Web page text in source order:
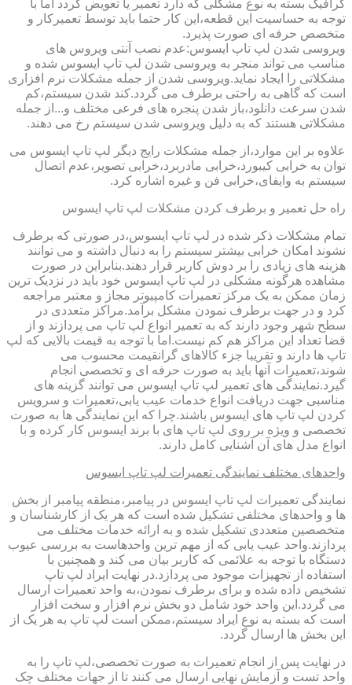
گرافیک بسته به نوع مشکلی که دارد تعمیر یا تعویض گردد اما با
توجه به حساسیت این قطعه،این کار حتما باید توسط تعمیرکار و
متخصص حرفه ای صورت پذیرد.
ویروسی شدن لپ تاپ ایسوس:عدم نصب آنتی ویروس های
مناسب می تواند منجر به ویروسی شدن لپ تاپ ایسوس شده و
مشکلاتی را ایجاد نماید.ویروسی شدن از جمله مشکلات نرم افزاری
است که گاهی به راحتی برطرف می گردد.کند شدن سیستم،کم
شدن سرعت دانلود،باز شدن پنجره های فرعی مختلف و...از جمله
مشکلاتی هستند که به دلیل ویروسی شدن سیستم رخ می دهند.
علاوه بر این موارد،از جمله مشکلات رایج دیگر لپ تاپ ایسوس می
توان به خرابی کیبورد،خرابی مادربرد،خرابی تصویر،عدم اتصال
سیستم به وایفای،خرابی فن و غیره اشاره کرد.
راه حل تعمیر و برطرف کردن مشکلات لپ تاپ ایسوس
تمام مشکلات ذکر شده در لپ تاپ ایسوس،در صورتی که برطرف
نشوند امکان خرابی بیشتر سیستم را به دنبال داشته و می توانند
هزینه های زیادی را بر دوش کاربر قرار دهند.بنابراین در صورت
مشاهده هرگونه مشکلی در لپ تاپ ایسوس خود باید در نزدیک ترین
زمان ممکن به یک مرکز تعمیرات کامپیوتر مجاز و معتبر مراجعه
کرد و در جهت برطرف نمودن مشکل برآمد.مراکز متعددی در
سطح شهر وجود دارند که به تعمیر انواع لپ تاپ می پردازند و از
قضا تعداد این مراکز هم کم نیست.اما با توجه به قیمت بالایی که لپ
تاپ ها دارند و تقریبا جزء کالاهای گرانقیمت محسوب می
شوند،تعمیرات آنها باید به صورت حرفه ای و تخصصی انجام
گیرد.نمایندگی های تعمیر لپ تاپ ایسوس می توانند گزینه های
مناسبی جهت دریافت انواع خدمات عیب یابی،تعمیرات و سرویس
کردن لپ تاپ های ایسوس باشند.چرا که این نمایندگی ها به صورت
تخصصی و ویژه بر روی لپ تاپ های با برند ایسوس کار کرده و با
انواع مدل های آن آشنایی کامل دارند.
واحدهای مختلف نمایندگی تعمیرات لپ تاپ ایسوس
نمایندگی تعمیرات لپ تاپ ایسوس در پیامبر،منطقه پیامبر از بخش
ها و واحدهای مختلفی تشکیل شده است که هر یک از کارشناسان و
متخصصین متعددی تشکیل شده و به ارائه خدمات مختلف می
پردازند.واحد عیب یابی که از مهم ترین واحدهاست به بررسی عیوب
دستگاه با توجه به علائمی که کاربر بیان می کند و همچنین با
استفاده از تجهیزات موجود می پردازد.در نهایت ایراد لپ تاپ
تشخیص داده شده و برای برطرف نمودن،به واحد تعمیرات ارسال
می گردد.این واحد خود شامل دو بخش نرم افزار و سخت افزار
است که بسته به نوع ایراد سیستم،ممکن است لپ تاپ به هر یک از
این بخش ها ارسال گردد.
در نهایت پس از انجام تعمیرات به صورت تخصصی،لپ تاپ را به
واحد تست و آزمایش نهایی ارسال می کنند تا از جهات مختلف چک